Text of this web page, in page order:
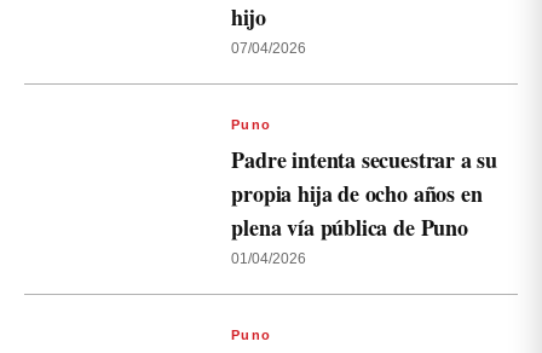
hijo
07/04/2026
Puno
Padre intenta secuestrar a su
propia hija de ocho años en
plena vía pública de Puno
01/04/2026
Puno